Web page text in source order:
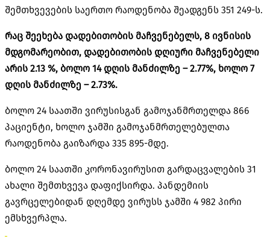
შემთხვევების საერთო რაოდენობა შეადგენს 351 249-ს.
რაც შეეხება დადებითობის მაჩვენებელს, 8 ივნისის
მდგომარეობით, დადებითობის დღიური მაჩვენებელი
არის 2.13 %, ბოლო 14 დღის მანძილზე – 2.77%, ხოლო 7
დღის მანძილზე – 2.73%.
ბოლო 24 საათში ვირუსისგან გამოჯანმრთელდა 866
პაციენტი, ხოლო ჯამში გამოჯანმრთელებულთა
რაოდენობა გაიზარდა 335 895-მდე.
ბოლო 24 საათში კორონავირუსით გარდაცვალების 31
ახალი შემთხვევა დაფიქსირდა. პანდემიის
გავრცელებიდან დღემდე ვირუსს ჯამში 4 982 პირი
ემსხვერპლა.